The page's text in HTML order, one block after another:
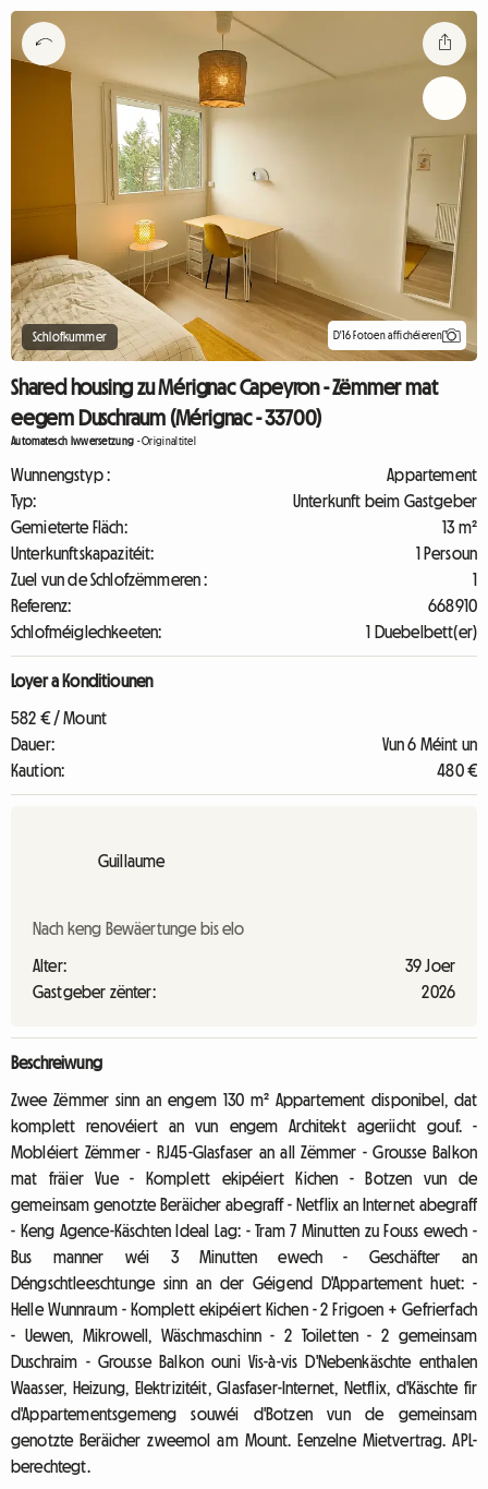
Schlofkummer D'16 Fotoen affichéieren
Shared housing zu Mérignac Capeyron - Zëmmer mat
eegem Duschraum (Mérignac - 33700)
Automatesch Iwwersetzung -Originaltitel
Wunnengstyp :
Appartement
Typ:
Unterkunft beim Gastgeber
Gemieterte Fläch:
13 m²
Unterkunftskapazitéit:
1 Persoun
Zuel vun de Schlofzëmmeren :
1
Referenz:
668910
Schlofméiglechkeeten:
1 Duebelbett(er)
Loyer a Konditiounen
582 € / Mount
Dauer:
Vun 6 Méint un
Kaution:
480 €
Guillaume
Nach keng Bewäertunge bis elo
Alter:
39 Joer
Gastgeber zënter:
2026
Beschreiwung
Zwee Zëmmer sinn an engem 130 m² Appartement disponibel, dat
komplett renovéiert an vun engem Architekt ageriicht gouf. -
Mobléiert Zëmmer - RJ45-Glasfaser an all Zëmmer - Grousse Balkon
mat fräier Vue - Komplett ekipéiert Kichen - Botzen vun de
gemeinsam genotzte Beräicher abegraff - Netflix an Internet abegraff
- Keng Agence-Käschten Ideal Lag: - Tram 7 Minutten zu Fouss ewech -
Bus manner wéi 3 Minutten ewech - Geschäfter an
Déngschtleeschtunge sinn an der Géigend D'Appartement huet: -
Helle Wunnraum - Komplett ekipéiert Kichen - 2 Frigoen + Gefrierfach
- Uewen, Mikrowell, Wäschmaschinn - 2 Toiletten - 2 gemeinsam
Duschraim - Grousse Balkon ouni Vis-à-vis D'Nebenkäschte enthalen
Waasser, Heizung, Elektrizitéit, Glasfaser-Internet, Netflix, d'Käschte fir
d'Appartementsgemeng souwéi d'Botzen vun de gemeinsam
genotzte Beräicher zweemol am Mount. Eenzelne Mietvertrag. APL-
berechtegt.